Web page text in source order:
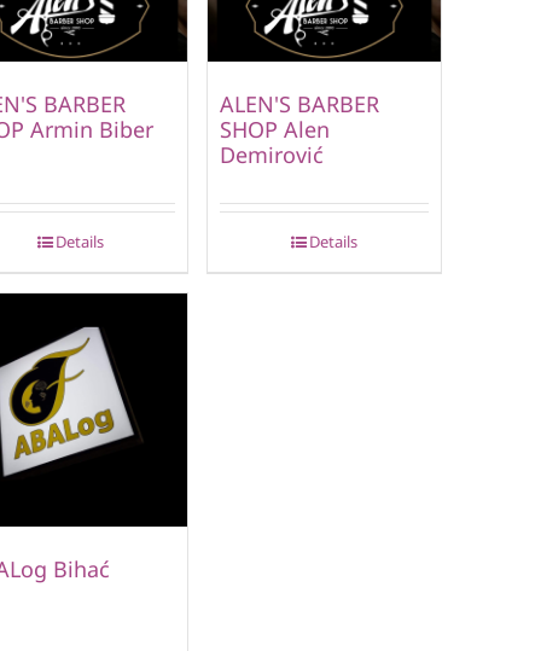
BARBER
Armin Biber
Details
ALEN'S BARBER
SHOP Alen
Demirović
Details
Bihać